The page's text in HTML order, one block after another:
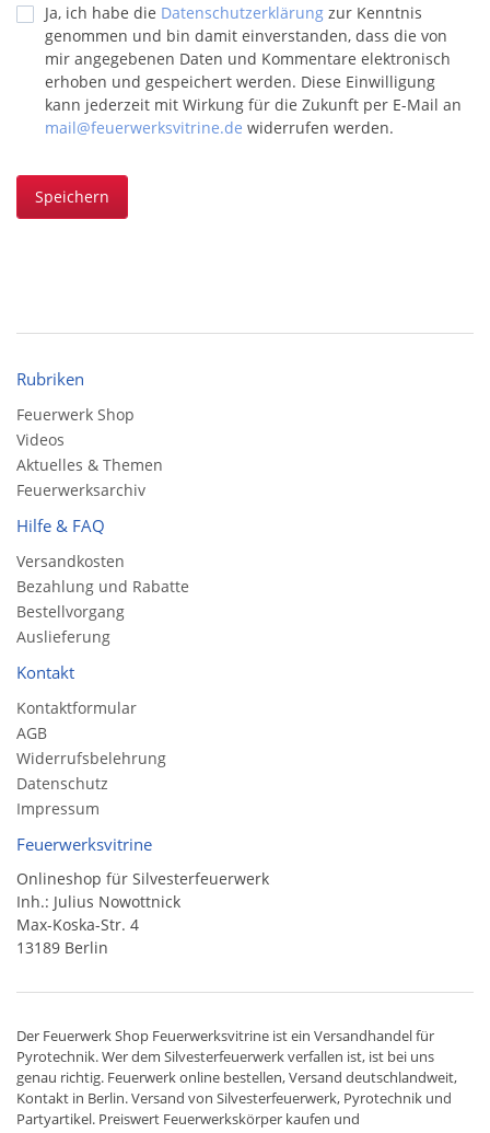
Ja, ich habe die Datenschutzerklärung zur Kenntnis
genommen und bin damit einverstanden, dass die von
mir angegebenen Daten und Kommentare elektronisch
erhoben und gespeichert werden. Diese Einwilligung
kann jederzeit mit Wirkung für die Zukunft per E-Mail an
mail@feuerwerksvitrine.de widerrufen werden.
Speichern
Rubriken
Feuerwerk Shop
Videos
Aktuelles & Themen
Feuerwerksarchiv
Hilfe & FAQ
Versandkosten
Bezahlung und Rabatte
Bestellvorgang
Auslieferung
Kontakt
Kontaktformular
AGB
Widerrufsbelehrung
Datenschutz
Impressum
Feuerwerksvitrine
Onlineshop für Silvesterfeuerwerk
Inh.: Julius Nowottnick
Max-Koska-Str. 4
13189 Berlin
Der Feuerwerk Shop Feuerwerksvitrine ist ein Versandhandelfür
Pyrotechnik. Wer dem Silvesterfeuerwerk verfallen ist, ist bei uns
genau richtig. Feuerwerk online bestellen,Versand deutschlandweit,
Kontakt in Berlin. Versand von Silvesterfeuerwerk, Pyrotechnik und
Partyartikel. Preiswert Feuerwerkskörper kaufen und